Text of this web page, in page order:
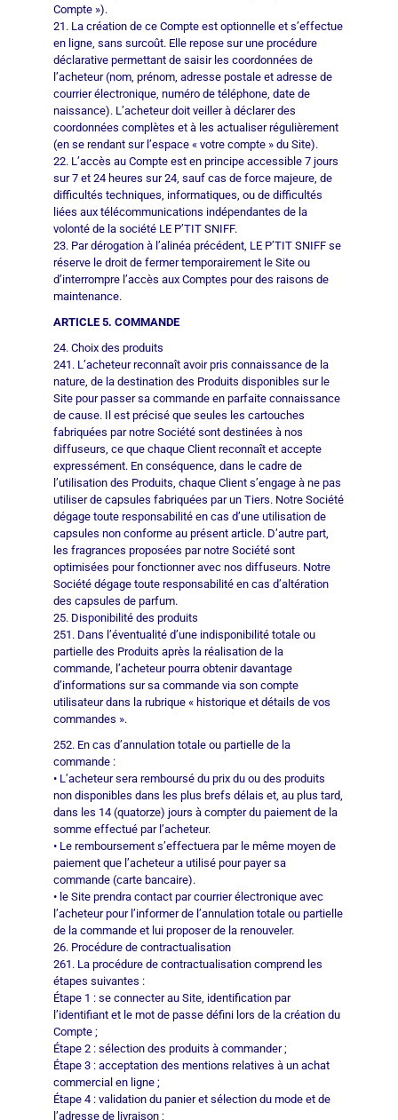
Compte »).
21. La création de ce Compte est optionnelle et s’effectue
en ligne, sans surcoût. Elle repose sur une procédure
déclarative permettant de saisir les coordonnées de
l’acheteur (nom, prénom, adresse postale et adresse de
courrier électronique, numéro de téléphone, date de
naissance). L’acheteur doit veiller à déclarer des
coordonnées complètes et à les actualiser régulièrement
(en se rendant sur l’espace « votre compte » du Site).
22. L’accès au Compte est en principe accessible 7 jours
sur 7 et 24 heures sur 24, sauf cas de force majeure, de
difficultés techniques, informatiques, ou de difficultés
liées aux télécommunications indépendantes de la
volonté de la société LE P’TIT SNIFF.
23. Par dérogation à l’alinéa précédent, LE P’TIT SNIFF se
réserve le droit de fermer temporairement le Site ou
d’interrompre l’accès aux Comptes pour des raisons de
maintenance.
ARTICLE 5. COMMANDE
24. Choix des produits
241. L’acheteur reconnaît avoir pris connaissance de la
nature, de la destination des Produits disponibles sur le
Site pour passer sa commande en parfaite connaissance
de cause. Il est précisé que seules les cartouches
fabriquées par notre Société sont destinées à nos
diffuseurs, ce que chaque Client reconnaît et accepte
expressément. En conséquence, dans le cadre de
l’utilisation des Produits, chaque Client s’engage à ne pas
utiliser de capsules fabriquées par un Tiers. Notre Société
dégage toute responsabilité en cas d’une utilisation de
capsules non conforme au présent article. D’autre part,
les fragrances proposées par notre Société sont
optimisées pour fonctionner avec nos diffuseurs. Notre
Société dégage toute responsabilité en cas d’altération
des capsules de parfum.
25. Disponibilité des produits
251. Dans l’éventualité d’une indisponibilité totale ou
partielle des Produits après la réalisation de la
commande, l’acheteur pourra obtenir davantage
d’informations sur sa commande via son compte
utilisateur dans la rubrique « historique et détails de vos
commandes ».
252. En cas d’annulation totale ou partielle de la
commande :
• L’acheteur sera remboursé du prix du ou des produits
non disponibles dans les plus brefs délais et, au plus tard,
dans les 14 (quatorze) jours à compter du paiement de la
somme effectué par l’acheteur.
• Le remboursement s’effectuera par le même moyen de
paiement que l’acheteur a utilisé pour payer sa
commande (carte bancaire).
• le Site prendra contact par courrier électronique avec
l’acheteur pour l’informer de l’annulation totale ou partielle
de la commande et lui proposer de la renouveler.
26. Procédure de contractualisation
261. La procédure de contractualisation comprend les
étapes suivantes :
Étape 1 : se connecter au Site, identification par
l’identifiant et le mot de passe défini lors de la création du
Compte ;
Étape 2 : sélection des produits à commander ;
Étape 3 : acceptation des mentions relatives à un achat
commercial en ligne ;
Étape 4 : validation du panier et sélection du mode et de
l’adresse de livraison ;